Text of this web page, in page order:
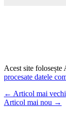
Acest site folosește
procesate datele
← Articol mai vechi
Articol mai nou →